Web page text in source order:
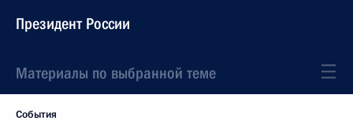
Президент России
Материалы по выбранной теме
События